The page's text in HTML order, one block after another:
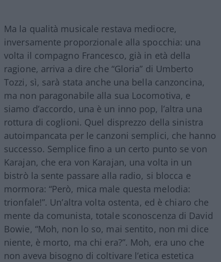
Ma la qualità musicale restava mediocre,
inversamente proporzionale alla spocchia: una
volta il compagno Francesco, già in età della
ragione, arriva a dire che “Gloria” di Umberto
Tozzi, sì, sarà stata anche una bella canzoncina,
ma non paragonabile alla sua Locomotiva, e
siamo d’accordo, una è un inno pop, l’altra una
rottura di coglioni. Quel disprezzo della sinistra
autoimpancata per le canzoni semplici, che hanno
successo. Semplice fino a un certo punto se von
Karajan, che era von Karajan, una volta in un
bistrò la sente passare alla radio, si blocca e
mormora: “Però, mica male questa melodia:
trionfale!”. Un’altra volta ostenta, ed è chiaro che
mente da comunista, totale sconoscenza di David
Bowie, “Moh, non lo so, mai sentito, non mi dice
niente, è morto, ma chi era?”. Moh, era uno che
non aveva bisogno di coltivare l’etica estetica